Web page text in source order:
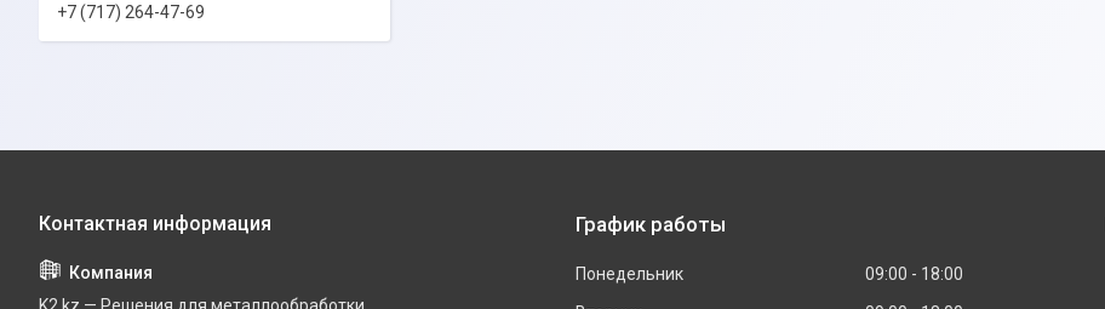
+7 (717) 264-47-69
K2.kz — Решения для металлообработки
График работы
Понедельник 09:00
18:00